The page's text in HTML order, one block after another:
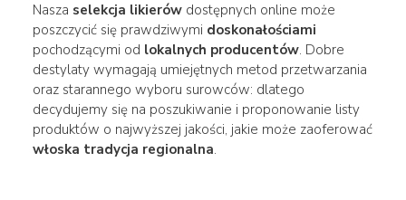
Nasza selekcja likierówdostępnych online może
poszczycić się prawdziwymi doskonałościami
pochodzącymi od lokalnych producentów. Dobre
destylaty wymagają umiejętnych metod przetwarzania
oraz starannego wyboru surowców: dlatego
decydujemy się na poszukiwanie i proponowanie listy
produktów o najwyższej jakości, jakie może zaoferować
włoska tradycja regionalna.